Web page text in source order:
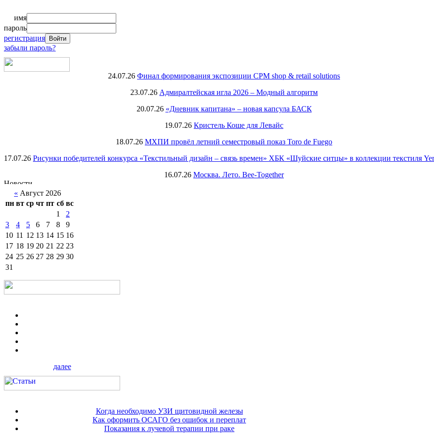
имя
пароль
регистрация
забыли пароль?
24.07.26 Финал формирования экспозиции CPM shop & retail solutions
23.07.26 Адмиралтейская игла 2026 – Модный алгоритм
20.07.26 «Дневник капитана» – новая капсула БАСК
19.07.26 Кристель Коше для Левайс
18.07.26 МХПИ провёл летний семестровый показ Toro de Fuego
17.07.26 Рисунки победителей конкурса «Текстильный дизайн – связь времен» ХБК «Шуйские ситцы» в коллекции текстиля
16.07.26 Москва. Лето. Bee-Together
« Август 2026
пн вт ср чт пт сб вс
1
2
3
4 5 6 7 8
9
10 11 12 13 14 15 16
17 18 19 20 21 22 23
24 25 26 27 28 29 30
31
далее
Когда необходимо УЗИ щитовидной железы
Как оформить ОСАГО без ошибок и переплат
Показания к лучевой терапии при раке